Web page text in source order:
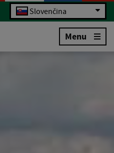
Slovenčina
Menu